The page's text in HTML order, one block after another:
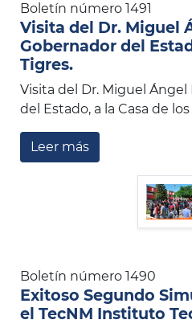
Boletín número 1491
Visita del Dr. Miguel
Gobernador del
Tigres.
Visita del Dr. Miguel Ángel
del Estado, a la Casa de
Leer más
Boletín número 1490
Exitoso Segundo
el TecNM Instituto